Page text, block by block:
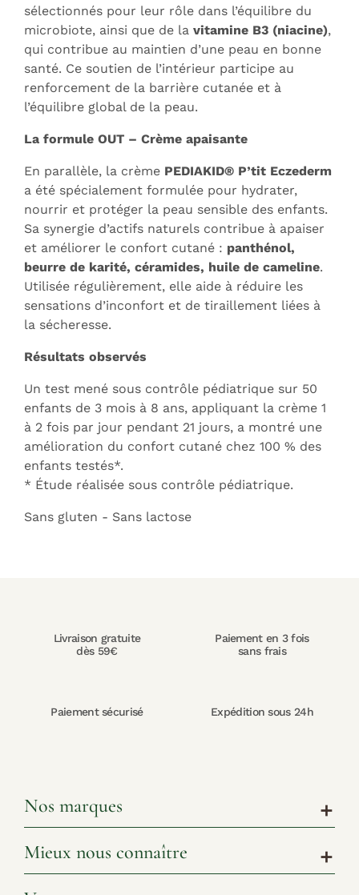
sélectionnés pour leur rôle dans l’équilibre du
microbiote, ainsi que de la vitamine B3 (niacine),
qui contribue au maintien d’une peau en bonne
santé. Ce soutien de l’intérieur participe au
renforcement de la barrière cutanée et à
l’équilibre global de la peau.
La formule OUT – Crème apaisante
En parallèle, la crème PEDIAKID® P’tit Eczederm
a été spécialement formulée pour hydrater,
nourrir et protéger la peau sensible des enfants.
Sa synergie d’actifs naturels contribue à apaiser
et améliorer le confort cutané : panthénol,
beurre de karité, céramides, huile de cameline.
Utilisée régulièrement, elle aide à réduire les
sensations d’inconfort et de tiraillement liées à
la sécheresse.
Résultats observés
Un test mené sous contrôle pédiatrique sur 50
enfants de 3 mois à 8 ans, appliquant la crème 1
à 2 fois par jour pendant 21 jours, a montré une
amélioration du confort cutané chez 100 % des
enfants testés*.
* Étude réalisée sous contrôle pédiatrique.
Sans gluten - Sans lactose
Livraison gratuite
dès 59€
Paiement en 3 fois
sans frais
Paiement sécurisé Expédition sous 24h
Nos marques add
Mieux nous connaître add